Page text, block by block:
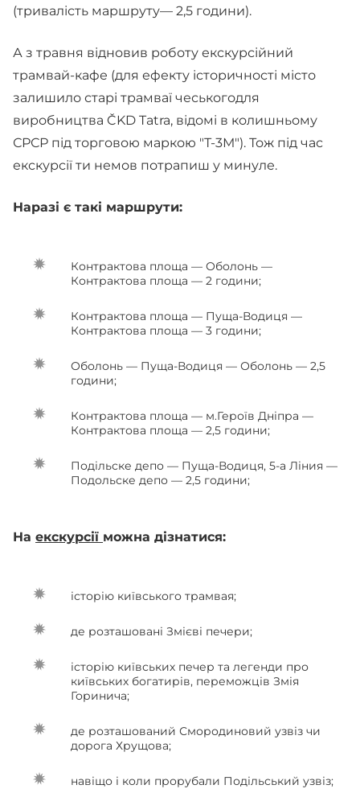
(тривалість маршруту— 2,5 години).
А з травня відновив роботу екскурсійний
трамвай-кафе (для ефекту історичності місто
залишило старі трамваї чеськогодля
виробництва ČKD Tatra, відомі в колишньому
СРСР під торговою маркою "Т-3М"). Тож під час
екскурсії ти немов потрапиш у минуле.
Наразі є такі маршрути:
Контрактова площа — Оболонь —
Контрактова площа — 2 години;
Контрактова площа — Пуща-Водиця —
Контрактова площа — 3 години;
Оболонь — Пуща-Водиця — Оболонь — 2,5
години;
Контрактова площа — м.Героїв Дніпра —
Контрактова площа — 2,5 години;
Подільске депо — Пуща-Водиця, 5-а Ліния —
Подольске депо — 2,5 години;
На екскурсії можна дізнатися:
історію київського трамвая;
де розташовані Змієві печери;
історію київських печер та легенди про
київських богатирів, переможців Змія
Горинича;
де розташований Смородиновий узвіз чи
дорога Хрущова;
навіщо і коли прорубали Подільський узвіз;